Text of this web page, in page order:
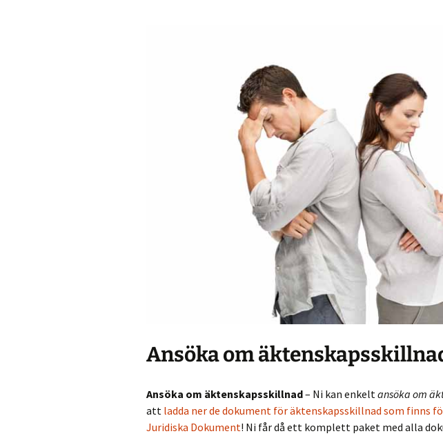
Ansöka om
Ansöka om äktenskapsskillnad– Ni kan enkeltansöka om
att ladda ner de dokument för äktenskapsskillnad som finns
Juridiska Dokument! Ni får då ett komplett paket med alla